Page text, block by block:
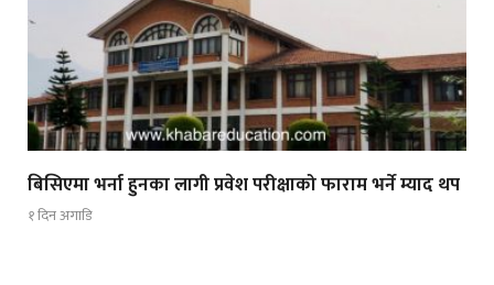
बिसिएमा भर्ना हुनका लागी प्रवेश परीक्षाको फाराम भर्ने म्याद थप
१ दिन अगाडि